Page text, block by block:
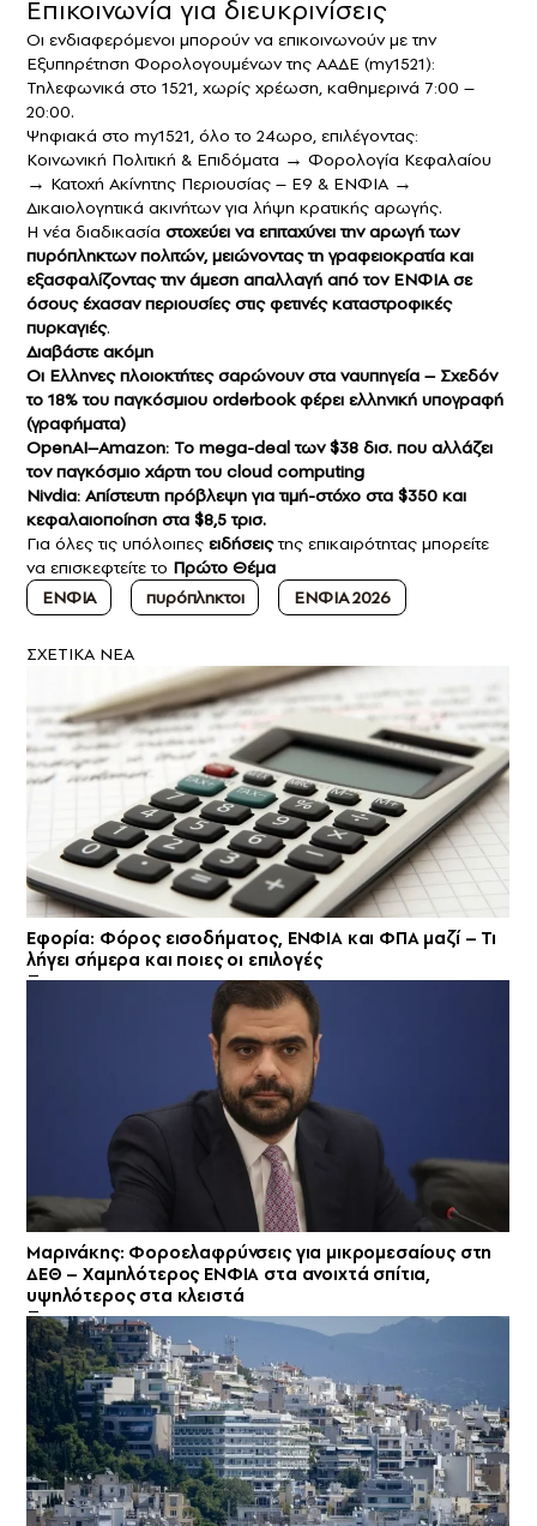
Επικοινωνία για διευκρινίσεις
Οι ενδιαφερόμενοι μπορούν να επικοινωνούν με την
Εξυπηρέτηση Φορολογουμένων της ΑΑΔΕ (my1521):
Τηλεφωνικά στο 1521, χωρίς χρέωση, καθημερινά 7:00 –
20:00.
Ψηφιακά στο my1521, όλο το 24ωρο, επιλέγοντας:
Κοινωνική Πολιτική & Επιδόματα → Φορολογία Κεφαλαίου
→ Κατοχή Ακίνητης Περιουσίας – Ε9 & ΕΝΦΙΑ →
Δικαιολογητικά ακινήτων για λήψη κρατικής αρωγής.
Η νέα διαδικασία στοχεύει να επιταχύνει την αρωγή των
πυρόπληκτων πολιτών, μειώνοντας τη γραφειοκρατία και
εξασφαλίζοντας την άμεση απαλλαγή από τον ΕΝΦΙΑ σε
όσους έχασαν περιουσίες στις φετινές καταστροφικές
πυρκαγιές.
Διαβάστε ακόμη
Οι Ελληνες πλοιοκτήτες σαρώνουν στα ναυπηγεία – Σχεδόν
το 18% του παγκόσμιου orderbook φέρει ελληνική υπογραφή
(γραφήματα)
OpenAI–Amazon: Το mega-deal των $38 δισ. που αλλάζει
τον παγκόσμιο χάρτη του cloud computing
Nivdia: Απίστευτη πρόβλεψη για τιμή-στόχο στα $350 και
κεφαλαιοποίηση στα $8,5 τρισ.
Για όλες τις υπόλοιπες ειδήσειςτης επικαιρότητας μπορείτε
να επισκεφτείτε το Πρώτο Θέμα
ΕΝΦΙΑ
πυρόπληκτοι ΕΝΦΙΑ 2026
ΣXETIKA NEA
Εφορία: Φόρος εισοδήματος, ΕΝΦΙΑ και ΦΠΑ μαζί – Τι
λήγει σήμερα και ποιες οι επιλογές
Μαρινάκης: Φοροελαφρύνσεις για μικρομεσαίους στη
ΔΕΘ – Χαμηλότερος ΕΝΦΙΑ στα ανοιχτά σπίτια,
υψηλότερος στα κλειστά